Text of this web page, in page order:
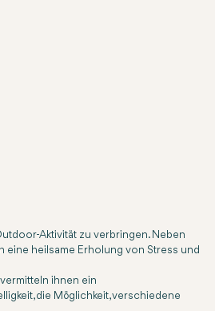
Aktivität zu verbringen. Neben
eine heilsame Erholung von Stress und
ihnen ein
die Möglichkeit, verschiedene